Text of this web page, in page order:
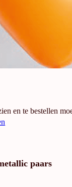
en te bestellen
paars